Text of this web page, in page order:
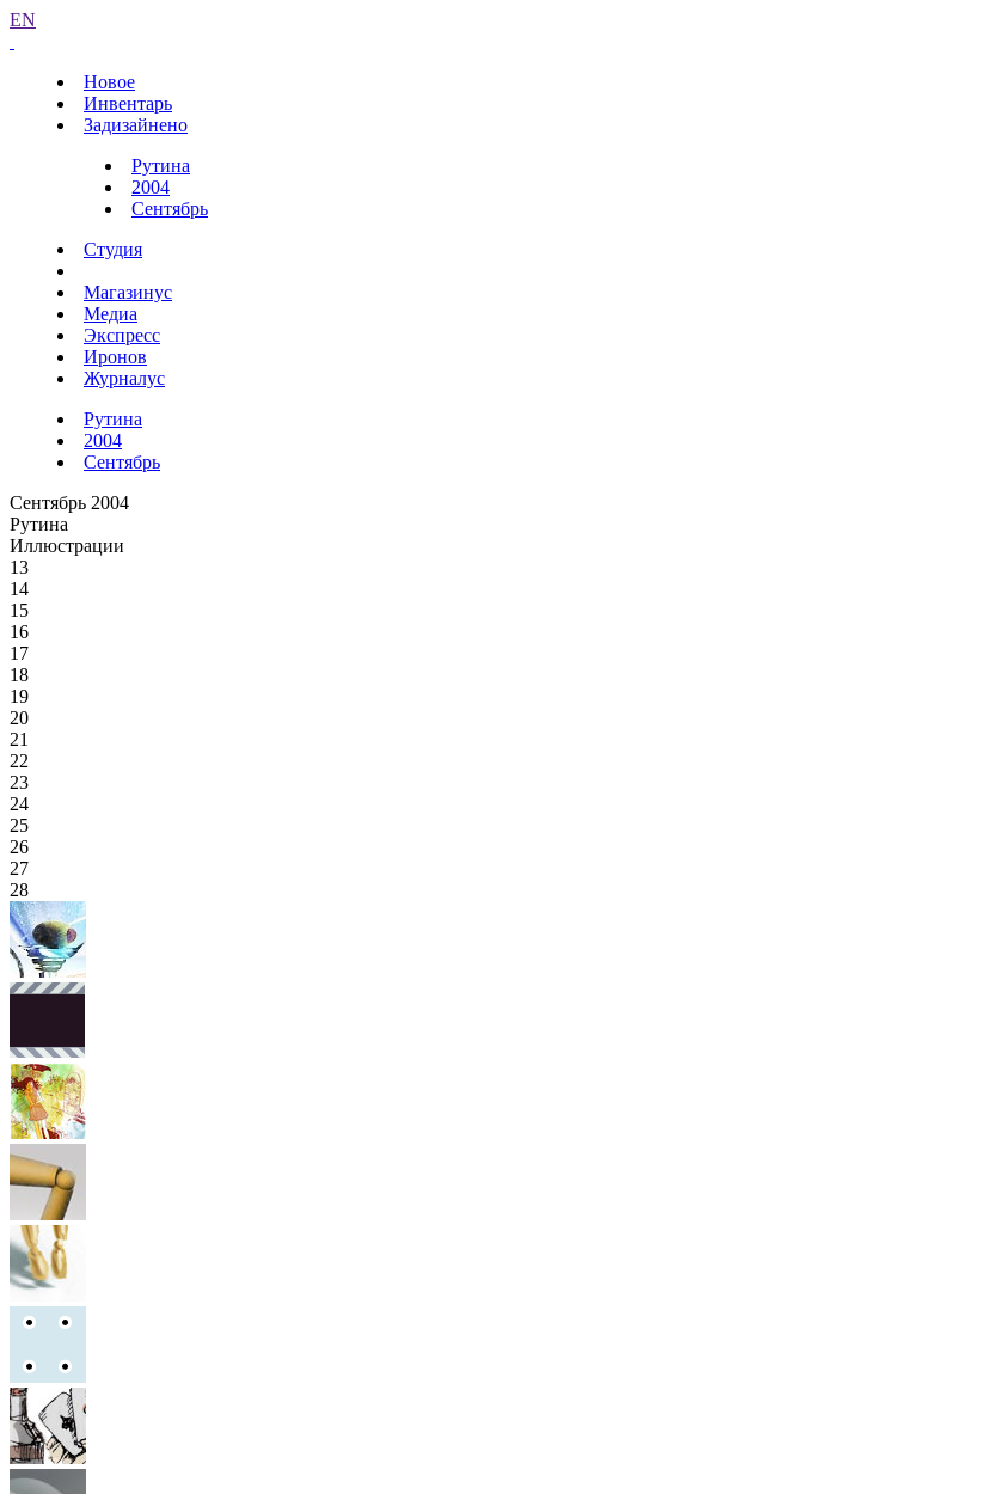
EN
Новое
Инвентарь
Задизайнено
Рутина
2004
Сентябрь
Студия
Магазинус
Медиа
Экспресс
Иронов
Журналус
Рутина
2004
Сентябрь
Сентябрь 2004
Рутина
Иллюстрации
13
14
15
16
17
18
19
20
21
22
23
24
25
26
27
28